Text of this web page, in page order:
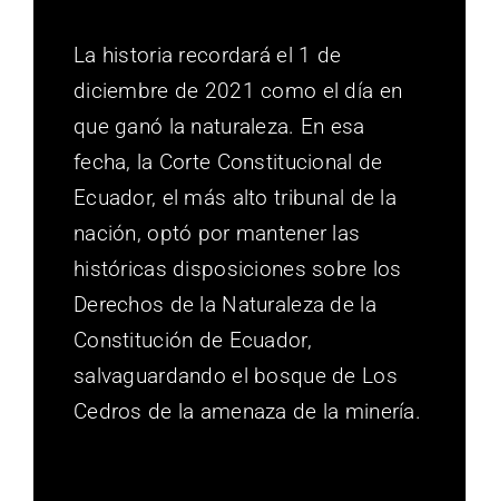
La historia recordará el 1 de
diciembre de 2021 como el día en
que ganó la naturaleza. En esa
fecha, la Corte Constitucional de
Ecuador, el más alto tribunal de la
nación, optó por mantener las
históricas disposiciones sobre los
Derechos de la Naturaleza de la
Constitución de Ecuador,
salvaguardando el bosque de Los
Cedros de la amenaza de la minería.